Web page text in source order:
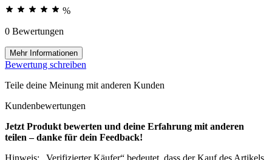
%
0 Bewertungen
Mehr Informationen
Bewertung schreiben
Teile deine Meinung mit anderen Kunden
Kundenbewertungen
Jetzt Produkt bewerten und deine Erfahrung mit anderen
teilen – danke für dein Feedback!
Hinweis: „Verifizierter Käufer“ bedeutet, dass der Kauf des Artikels